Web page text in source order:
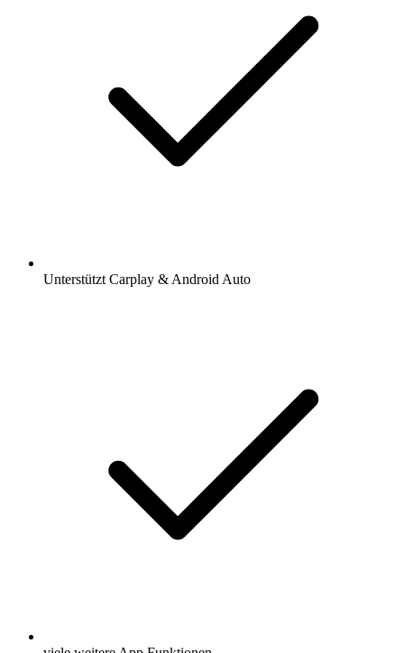
Unterstützt Carplay & Android Auto